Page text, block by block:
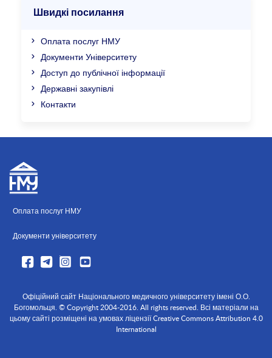
Швидкі посилання
Оплата послуг НМУ
Документи Університету
Доступ до публічної інформації
Державні закупівлі
Контакти
Оплата послуг НМУ
Документи університету
Офіційний сайт Національного медичного університету імені О.О.
Богомольця. © Copyright 2004-2016. All rights reserved. Всі матеріали на
цьому сайті розміщені на умовах ліцензії Creative Commons Attribution 4.0
International